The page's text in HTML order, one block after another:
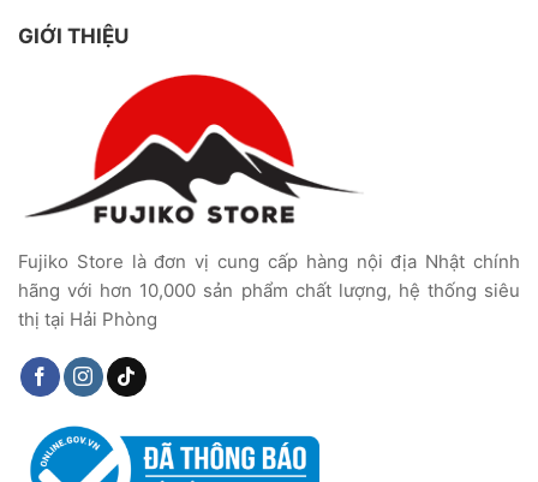
GIỚI THIỆU
Fujiko Store là đơn vị cung cấp hàng nội địa Nhật chính
hãng với hơn 10,000 sản phẩm chất lượng, hệ thống siêu
thị tại Hải Phòng